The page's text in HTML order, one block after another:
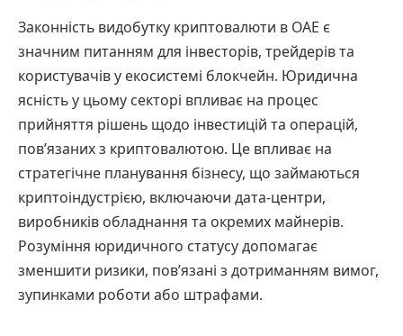
Законність видобутку криптовалюти в ОАЕ є
значним питанням для інвесторів, трейдерів та
користувачів у екосистемі блокчейн. Юридична
ясність у цьому секторі впливає на процес
прийняття рішень щодо інвестицій та операцій,
пов’язаних з криптовалютою. Це впливає на
стратегічне планування бізнесу, що займаються
криптоіндустрією, включаючи дата-центри,
виробників обладнання та окремих майнерів.
Розуміння юридичного статусу допомагає
зменшити ризики, пов’язані з дотриманням вимог,
зупинками роботи або штрафами.